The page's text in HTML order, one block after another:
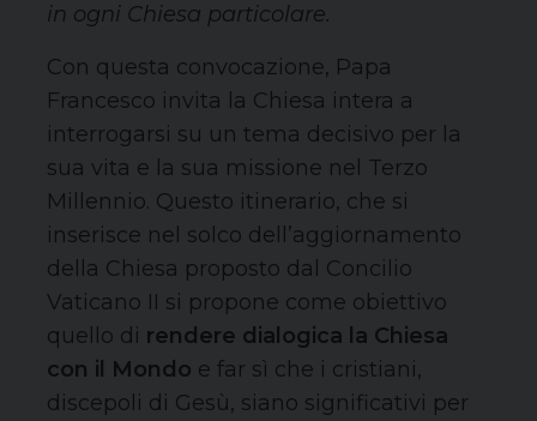
in ogni Chiesa particolare.
Con questa convocazione, Papa
Francesco invita la Chiesa intera a
interrogarsi su un tema decisivo per la
sua vita e la sua missione nel Terzo
Millennio. Questo itinerario, che si
inserisce nel solco dell’aggiornamento
della Chiesa proposto dal Concilio
Vaticano II si propone come obiettivo
quello di rendere dialogica la Chiesa
con il Mondo e far sì che i cristiani,
discepoli di Gesù, siano significativi per